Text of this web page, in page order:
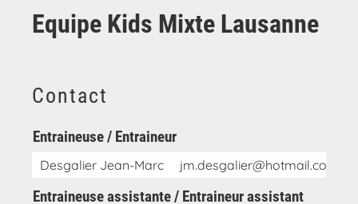
Equipe Kids Mixte Lausanne
Contact
Entraineuse / Entraineur
Desgalier Jean-Marc jm.desgalier@hotmail.com
Entraineuse assistante / Entraineur assistant